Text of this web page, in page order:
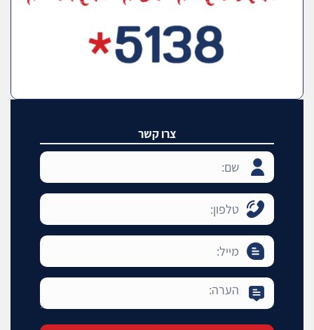
צרו קשר